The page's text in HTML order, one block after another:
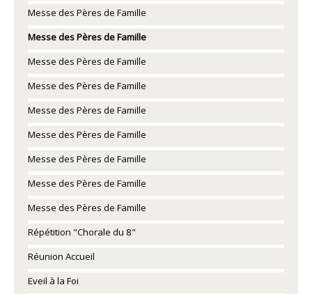
Messe des Pères de Famille
Messe des Pères de Famille
Messe des Pères de Famille
Messe des Pères de Famille
Messe des Pères de Famille
Messe des Pères de Famille
Messe des Pères de Famille
Messe des Pères de Famille
Messe des Pères de Famille
Répétition "Chorale du 8"
Réunion Accueil
Eveil à la Foi